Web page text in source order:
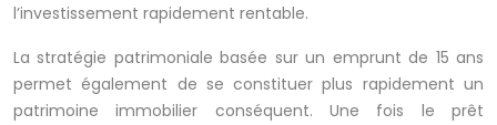
l’investissement rapidement rentable.
La stratégie patrimoniale basée sur un emprunt de 15 ans
permet également de se constituer plus rapidement un
patrimoine immobilier conséquent. Une fois le prêt